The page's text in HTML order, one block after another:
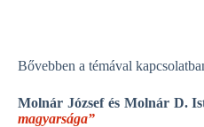
Bővebben a témával
Molnár József és Molnár D.
magyarsága”